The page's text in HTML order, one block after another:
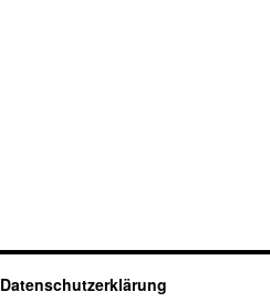
Datenschutzerklärung